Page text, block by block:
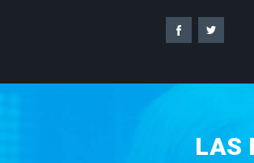
LAS